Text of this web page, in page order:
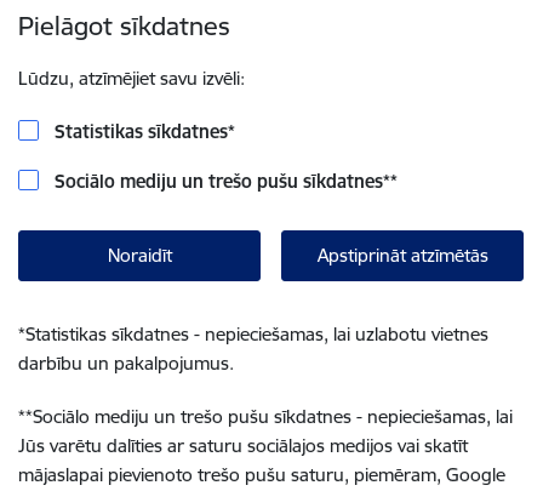
Pielāgot sīkdatnes
Lūdzu, atzīmējiet savu izvēli:
Statistikas sīkdatnes*
Sociālo mediju un trešo pušu sīkdatnes**
Noraidīt Apstiprināt atzīmētās
*Statistikas sīkdatnes - nepieciešamas, lai uzlabotu vietnes
darbību un pakalpojumus.
**Sociālo mediju un trešo pušu sīkdatnes - nepieciešamas, lai
Jūs varētu dalīties ar saturu sociālajos medijos vai skatīt
mājaslapai pievienoto trešo pušu saturu, piemēram, Google